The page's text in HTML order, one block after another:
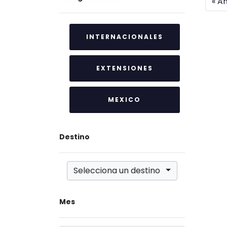
INTERNACIONALES
EXTENSIONES
MEXICO
Destino
Selecciona un destino
Mes